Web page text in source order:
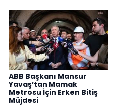
ABB Başkanı Mansur
Yavaş’tan Mamak
Metrosu İçin Erken Bitiş
Müjdesi